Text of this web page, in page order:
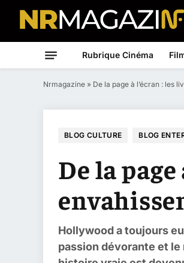
Rubrique Cinéma
Nrmagazine » De la page à l’écran : les
BLOG CULTURE BLOG
De la
Hollywood a toujours
passion dévorante et